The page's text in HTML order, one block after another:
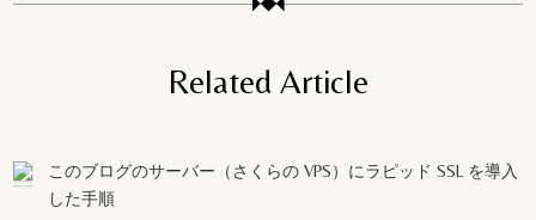
Related Article
このブログのサーバー（さくらの VPS）にラピッド SSL を導入
した手順